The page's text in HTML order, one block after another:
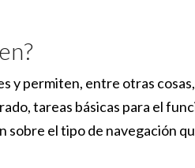
y permiten, entre otras
tareas básicas para el
sobre el tipo de navegación